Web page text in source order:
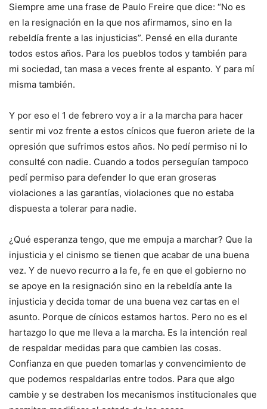
Siempre ame una frase de Paulo Freire que dice: “No es
en la resignación en la que nos afirmamos, sino en la
rebeldía frente a las injusticias”. Pensé en ella durante
todos estos años. Para los pueblos todos y también para
mi sociedad, tan masa a veces frente al espanto. Y para mí
misma también.
Y por eso el 1 de febrero voy a ir a la marcha para hacer
sentir mi voz frente a estos cínicos que fueron ariete de la
opresión que sufrimos estos años. No pedí permiso ni lo
consulté con nadie. Cuando a todos perseguían tampoco
pedí permiso para defender lo que eran groseras
violaciones a las garantías, violaciones que no estaba
dispuesta a tolerar para nadie.
¿Qué esperanza tengo, que me empuja a marchar? Que la
injusticia y el cinismo se tienen que acabar de una buena
vez. Y de nuevo recurro a la fe, fe en que el gobierno no
se apoye en la resignación sino en la rebeldía ante la
injusticia y decida tomar de una buena vez cartas en el
asunto. Porque de cínicos estamos hartos. Pero no es el
hartazgo lo que me lleva a la marcha. Es la intención real
de respaldar medidas para que cambien las cosas.
Confianza en que pueden tomarlas y convencimiento de
que podemos respaldarlas entre todos. Para que algo
cambie y se destraben los mecanismos institucionales que